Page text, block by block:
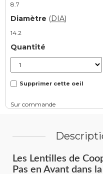
8.7
Diamètre (DIA)
14.2
Quantité
Supprimer cette oeil
Les Lentilles de
Pas en Avant dans